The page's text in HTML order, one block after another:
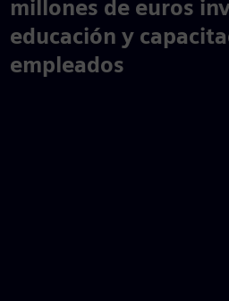
438
millones de euros
educación y
empleados